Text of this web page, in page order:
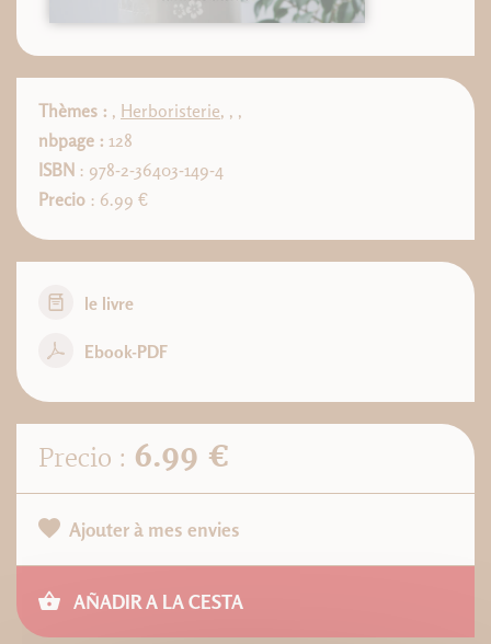
Thèmes : , Herboristerie, , ,
nbpage : 128
ISBN : 978-2-36403-149-4
Precio : 6.99 €
le livre
Ebook-PDF
Precio : 6.99 €
Ajouter à mes envies
AÑADIR A LA CESTA